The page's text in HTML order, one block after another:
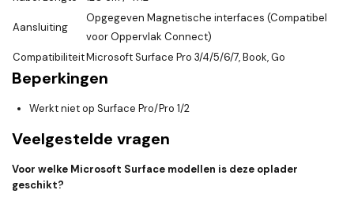
Aansluiting
Opgegeven Magnetische interfaces (Compatibel
voor Oppervlak Connect)
CompatibiliteitMicrosoft Surface Pro 3/4/5/6/7, Book, Go
Beperkingen
Werkt niet op Surface Pro/Pro 1/2
Veelgestelde vragen
Voor welke Microsoft Surface modellen is deze oplader
geschikt?